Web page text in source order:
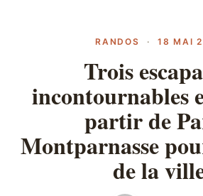
RANDOS · 18 MAI
Trois
incontournables
partir de
Montparnasse
de la